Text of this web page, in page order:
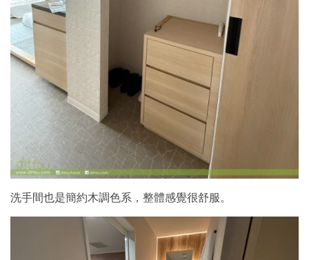
洗手間也是簡約木調色系，整體感覺很舒服。